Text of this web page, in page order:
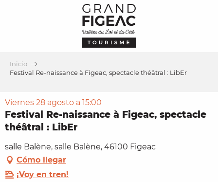
Inicio
Festival Re-naissance à Figeac, spectacle théâtral : LibEr
Viernes 28 agosto a 15:00
Festival Re-naissance à Figeac, spectacle
théâtral : LibEr
salle Balène, salle Balène, 46100 Figeac
Cómo llegar
¡Voy en tren!